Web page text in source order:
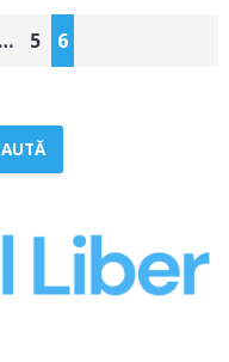
… 5 6